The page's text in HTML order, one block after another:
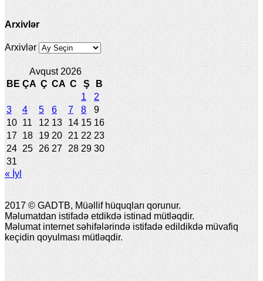
Arxivlər
Arxivlər
Avqust 2026
BE ÇA Ç CA C Ş
B
1
2
3
4 5 6 7 8
9
10 11 12 13 14 15 16
17 18 19 20 21 22 23
24 25 26 27 28 29 30
31
« İyl
2017 © GADTB, Müəllif hüquqları qorunur.
Məlumatdan istifadə etdikdə istinad mütləqdir.
Məlumat internet səhifələrində istifadə edildikdə müvafiq
keçidin qoyulması mütləqdir.